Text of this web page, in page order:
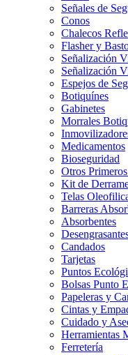
Señales de
Conos
Chalecos
Flasher y
Señalización
Señalización
Espejos de
Botiquínes
Gabinetes
Morrales
Medicamentos
Bioseguridad
Otros
Kit de
Telas
Barreras
Absorbentes
Candados
Tarjetas
Puntos
Bolsas Punto
Papeleras y
Cintas y
Cuidado y
Herramientas
Ferretería